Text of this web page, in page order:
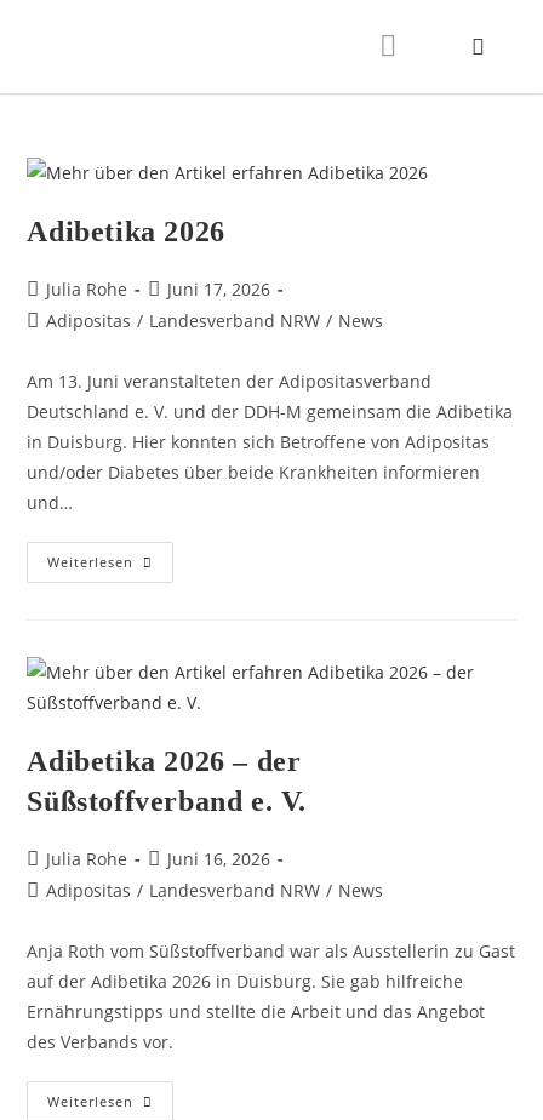
Adibetika 2026
Julia Rohe
Juni 17, 2026
Adipositas / Landesverband NRW / News
Am 13. Juni veranstalteten der Adipositasverband
Deutschland e. V. und der DDH-M gemeinsam die Adibetika
in Duisburg. Hier konnten sich Betroffene von Adipositas
und/oder Diabetes über beide Krankheiten informieren
und…
Weiterlesen
Adibetika 2026 – der
Süßstoffverband e. V.
Julia Rohe
Juni 16, 2026
Adipositas / Landesverband NRW / News
Anja Roth vom Süßstoffverband war als Ausstellerin zu Gast
auf der Adibetika 2026 in Duisburg. Sie gab hilfreiche
Ernährungstipps und stellte die Arbeit und das Angebot
des Verbands vor.
Weiterlesen